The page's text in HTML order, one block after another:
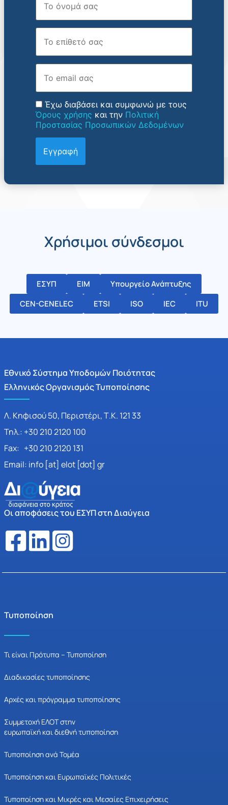
Επώνυμο
Email
Έχω διαβάσει και συμφωνώ με τους
Όρους χρήσης και την Πολιτική
Προστασίας Προσωπικών Δεδομένων
Χρήσιμοι σύνδεσμοι
ΕΣΥΠ ΕΙΜ
Υπουργείο Ανάπτυξης
CEN-CENELEC
ETSI ISO IEC ITU
Εθνικό Σύστημα Υποδομών Ποιότητας
Ελληνικός Οργανισμός Τυποποίησης
Λ. Κηφισού 50, Περιστέρι, Τ.Κ. 121 33
Τηλ.: +30 210 2120 100
Fax: +30 210 2120 131
Email: info [at] elot [dot] gr
Οι αποφάσεις του ΕΣΥΠ στη Διαύγεια
Τυποποίηση
Τι είναι Πρότυπα – Τυποποίηση
Διαδικασίες τυποποίησης
Αρχές και πρόγραμμα τυποποίησης
Συμμετοχή ΕΛΟΤ στην
ευρωπαϊκή και διεθνή τυποποίηση
Τυποποίηση ανά Τομέα
Τυποποίηση και Ευρωπαϊκές Πολιτικές
Τυποποίηση και Μικρές και Μεσαίες Επιχειρήσεις